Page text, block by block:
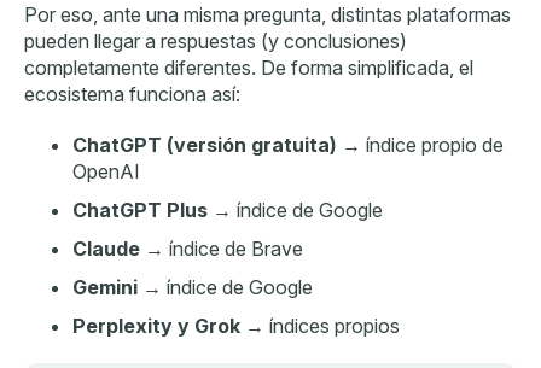
Por eso, ante una misma pregunta, distintas plataformas
pueden llegar a respuestas (y conclusiones)
completamente diferentes. De forma simplificada, el
ecosistema funciona así:
ChatGPT (versión gratuita) → índice propio de
OpenAI
ChatGPT Plus → índice de Google
Claude → índice de Brave
Gemini → índice de Google
Perplexity y Grok → índices propios